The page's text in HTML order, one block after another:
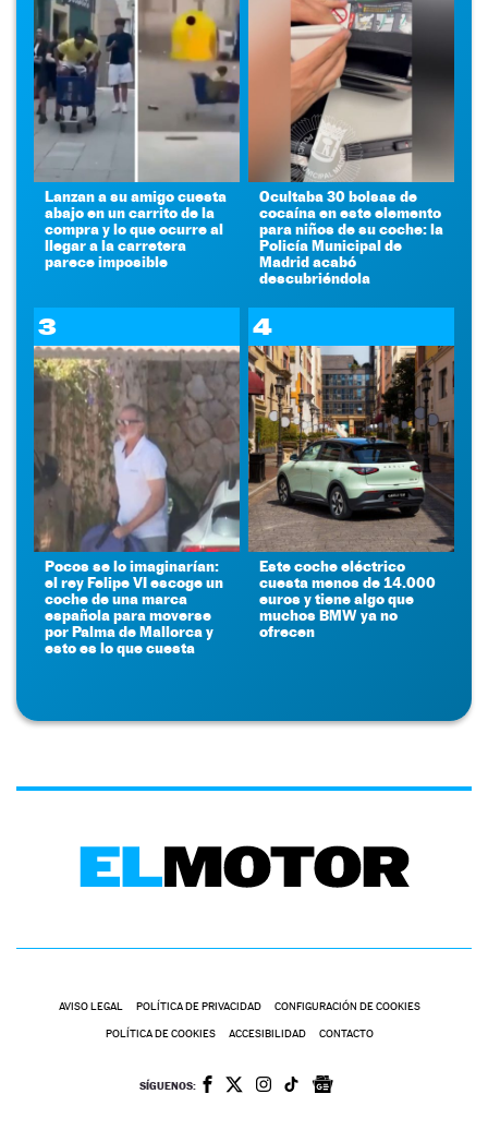
Lanzan a su amigo cuesta
abajo en un carrito de la
compra y lo que ocurre al
llegar a la carretera
parece imposible
Ocultaba 30 bolsas de
cocaína en este elemento
para niños de su coche: la
Policía Municipal de
Madrid acabó
descubriéndola
3
Pocos se lo imaginarían:
el rey Felipe VI escoge un
coche de una marca
española para moverse
por Palma de Mallorca y
esto es lo que cuesta
4
Este coche eléctrico
cuesta menos de 14.000
euros y tiene algo que
muchos BMW ya no
ofrecen
AVISO LEGAL POLÍTICA DE PRIVACIDAD CONFIGURACIÓN DE COOKIES
POLÍTICA DE COOKIES ACCESIBILIDAD CONTACTO
SÍGUENOS: